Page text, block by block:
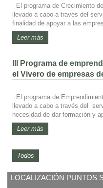
El programa de Crecimiento
llevado a cabo a través del
finalidad de apoyar a las
Leer más
III Programa de
el Vivero de empresas
El programa de
llevado a cabo a través del
necesidad de dar formación y
Leer más
Todos
LOCALIZACIÓN PUNTOS